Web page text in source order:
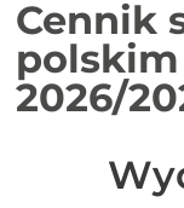
Cennik
2026/